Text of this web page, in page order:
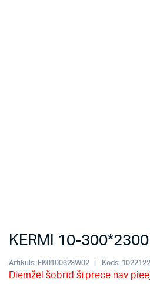
KERMI 10-
Artikuls: FK0100323W02 Kods:
Diemžēl šobrīd šī prece nav